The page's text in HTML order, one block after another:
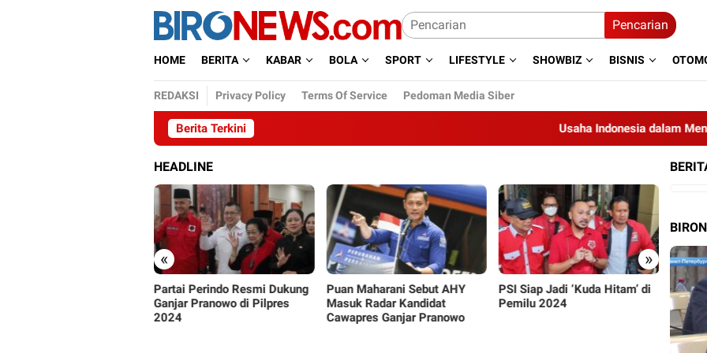
Pencarian
HOME BERITA KABAR BOLA SPORT LIFESTYLE SHOWBIZ BISNIS
REDAKSI Privacy Policy Terms Of Service Pedoman Media Siber
Berita Terkini Usaha Indonesia dalam
HEADLINE
« »
Partai Perindo Resmi Dukung
Ganjar Pranowo di Pilpres
2024
Puan Maharani Sebut AHY
Masuk Radar Kandidat
Cawapres Ganjar Pranowo
PSI Siap Jadi ‘Kuda Hitam’ di
Pemilu 2024
Aldi